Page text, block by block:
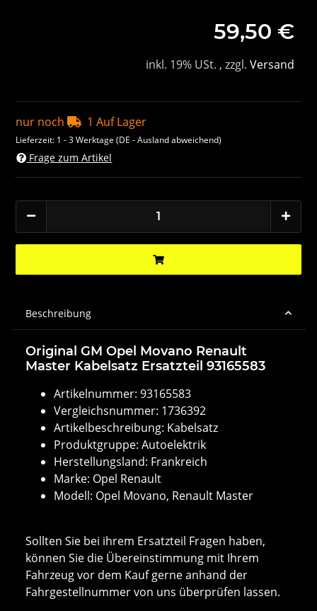
59,50 €
inkl. 19% USt. , zzgl. Versand
nur noch 1 Auf Lager
Lieferzeit: 1 - 3 Werktage(DE - Ausland abweichend)
Frage zum Artikel
Beschreibung
Original GM Opel Movano Renault
Master Kabelsatz Ersatzteil 93165583
Artikelnummer: 93165583
Vergleichsnummer: 1736392
Artikelbeschreibung: Kabelsatz
Produktgruppe: Autoelektrik
Herstellungsland: Frankreich
Marke: Opel Renault
Modell: Opel Movano, Renault Master
Sollten Sie bei ihrem Ersatzteil Fragen haben,
können Sie die Übereinstimmung mit Ihrem
Fahrzeug vor dem Kauf gerne anhand der
Fahrgestellnummer von uns überprüfen lassen.